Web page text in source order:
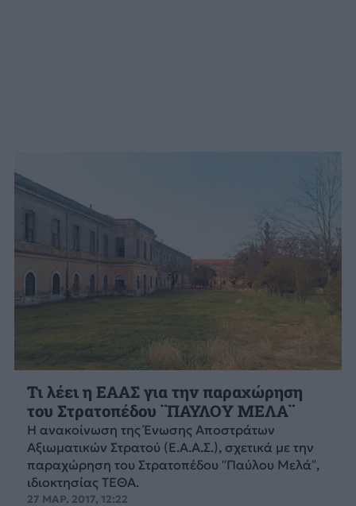
Τι λέει η ΕΑΑΣ για την παραχώρηση
του Στρατοπέδου ¨ΠΑΥΛΟΥ ΜΕΛΑ¨
H ανακοίνωση της Ένωσης Αποστράτων
Αξιωματικών Στρατού (Ε.Α.Α.Σ.), σχετικά με την
παραχώρηση του Στρατοπέδου “Παύλου Μελά”,
ιδιοκτησίας ΤΕΘΑ.
27 ΜΑΡ. 2017, 12:22